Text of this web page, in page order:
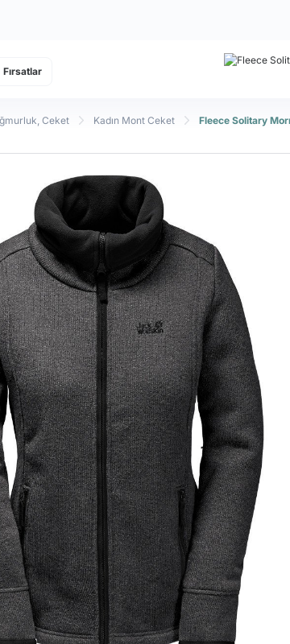
Fırsatlar
Ceket Kadın Mont Ceket Fleece Solitary